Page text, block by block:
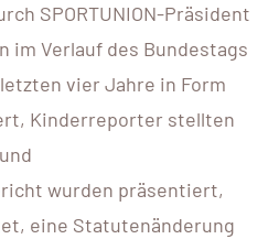
SPORTUNION-Präsident
im Verlauf des Bundestags
vier Jahre in Form
Kinderreporter stellten
wurden präsentiert,
eine Statutenänderung